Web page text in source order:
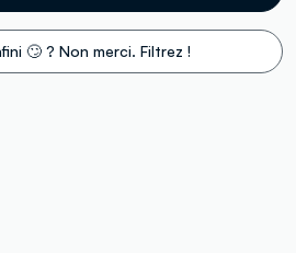
🙄 ? Non merci. Filtrez !